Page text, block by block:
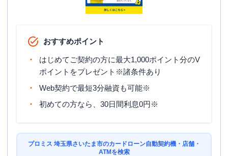
おすすめポイント
はじめてご契約の方に最大1,000ポイント分のV
ポイントをプレゼント※諸条件あり
Web契約で最短3分融資も可能※
初めての方なら、30日間利息0円※
プロミス 埼玉県さいたま市のカードローン自動契約機・店舗・
ATMを検索